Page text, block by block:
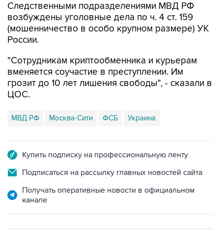
Следственными подразделениями МВД РФ
возбуждены уголовные дела по ч. 4 ст. 159
(мошенничество в особо крупном размере) УК
России.
"Сотрудникам криптообменника и курьерам
вменяется соучастие в преступлении. Им
грозит до 10 лет лишения свободы", - сказали в
ЦОС.
МВД РФ Москва-Сити ФСБ Украина
Купить подписку на профессиональную ленту
Подписаться на рассылку главных новостей сайта
Получать оперативные новости в официальном
канале